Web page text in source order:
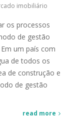
imobiliário
os processos
de gestão
um país com
de todos os
de construção e
de gestão
read more